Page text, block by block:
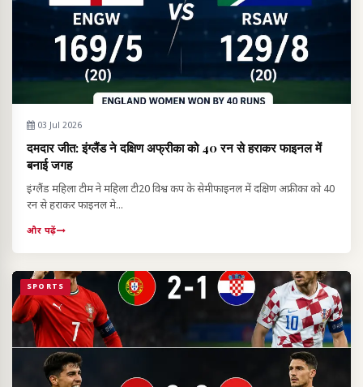
03 Jul 2026
दमदार जीत: इंग्लैंड ने दक्षिण अफ्रीका को 40 रन से हराकर फाइनल में
बनाई जगह
इंग्लैंड महिला टीम ने महिला टी20 विश्व कप के सेमीफाइनल में दक्षिण अफ्रीका को 40
रन से हराकर फाइनल मे...
और पढ़ें
SPORTS